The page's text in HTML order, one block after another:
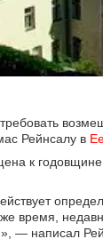
Рейнсалу в
к
же время,
— написал